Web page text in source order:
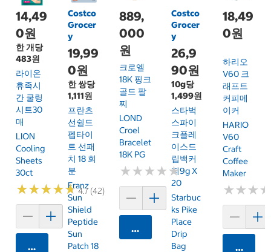
14,49
0원
한 개당
483원
라이온
휴족시
간 쿨링
시트30
매
LION
Cooling
Sheets
30ct
★★★★★
★★★★★4.7 (42)
카트에 담기
Costco
Grocer
y
19,99
0원
한 쌍당
1,111원
프란츠
선쉴드
펩타이
트 선패
치 18 회
분
Franz
Sun
Shield
Peptide
Sun
Patch 18
889,
000
원
크로엘
18K 핑크
골드 팔
찌
LOND
Croel
Bracelet
18K PG
★★★★★
★★★★★
카트에 담기
Costco
Grocer
y
26,9
90원
10g당
1,499원
스타벅
스파이
크플레
이스드
립백커
피9g X
20
Starbuc
Ks Pike
Place
Drip
Bag
18,49
0원
하리오
V60 크
래프트
커피메
이커
HARIO
V60
Craft
Coffee
Maker
★★★
★★★
카트에